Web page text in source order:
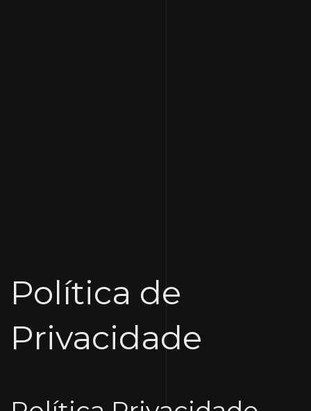
Política de
Privacidade